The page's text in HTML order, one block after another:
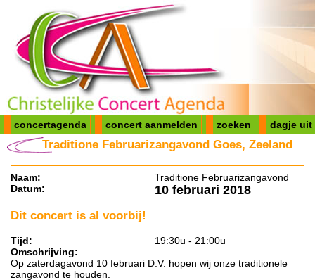
concertagenda concert aanmelden zoeken dagje uit
Traditione Februarizangavond Goes, Zeeland
Naam:
Traditione Februarizangavond
Datum:
10 februari 2018
Dit concert is al voorbij!
Tijd:
19:30u - 21:00u
Omschrijving:
Op zaterdagavond 10 februari D.V. hopen wij onze traditionele
zangavond te houden.